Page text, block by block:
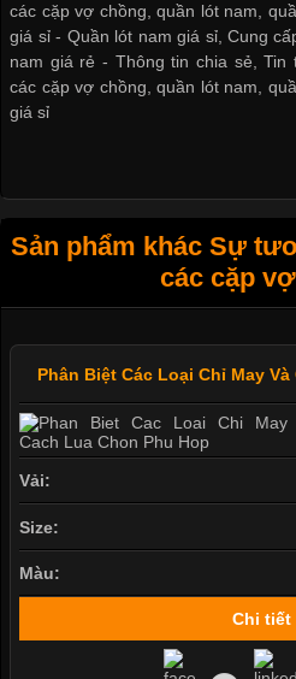
các cặp vợ chồng, quần lót nam,
giá sỉ - Quần lót nam giá sỉ,Cung
nam giá rẻ - Thông tin chia sẻ,Tin
các cặp vợ chồng,quần lót nam,
giá sỉ
Sản phẩm khác Sự
các cặp
Phân Biệt Các Loại Chỉ May
Vải:
Size:
Màu:
Chi tiết